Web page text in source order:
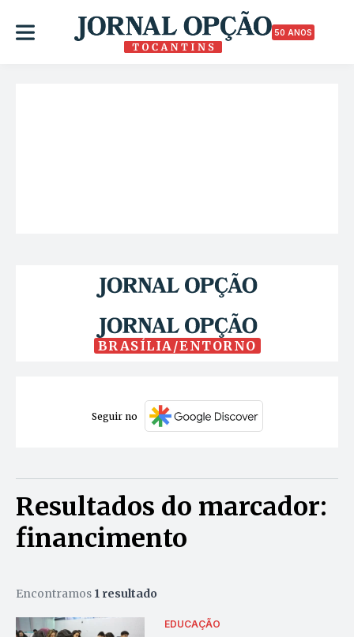
50 ANOS
BRASÍLIA/ENTORNO
Seguir no
Resultados do marcador:
financimento
Encontramos 1 resultado
EDUCAÇÃO